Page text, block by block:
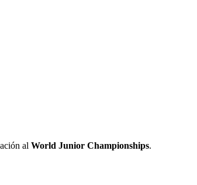
al World Junior Championships.